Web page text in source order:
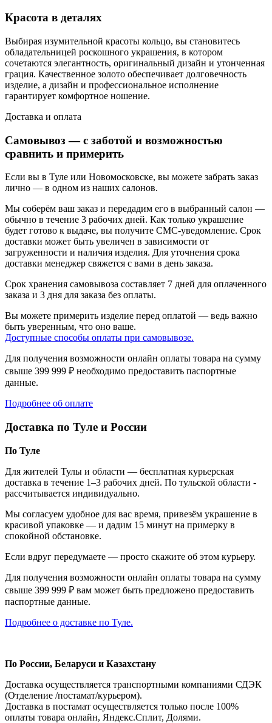
Красота в деталях
Выбирая изумительной красоты кольцо, вы становитесь
обладательницей роскошного украшения, в котором
сочетаются элегантность, оригинальный дизайн и утонченная
грация. Качественное золото обеспечивает долговечность
изделие, а дизайн и профессиональное исполнение
гарантирует комфортное ношение.
Доставка и оплата
Самовывоз — с заботой и возможностью
сравнить и примерить
Если вы в Туле или Новомосковске, вы можете забрать заказ
лично — в одном из наших салонов.
Мы соберём ваш заказ и передадим его в выбранный салон —
обычно в течение 3 рабочих дней. Как только украшение
будет готово к выдаче, вы получите СМС-уведомление. Срок
доставки может быть увеличен в зависимости от
загруженности и наличия изделия. Для уточнения срока
доставки менеджер свяжется с вами в день заказа.
Срок хранения самовывоза составляет 7 дней для оплаченного
заказа и 3 дня для заказа без оплаты.
Вы можете примерить изделие перед оплатой — ведь важно
быть уверенным, что оно ваше.
Доступные способы оплаты при самовывозе.
Для получения возможности онлайн оплаты товара на сумму
свыше 399 999 ₽ необходимо предоставить паспортные
данные.
Подробнее об оплате
Доставка по Туле и России
По Туле
Для жителей Тулы и области — бесплатная курьерская
доставка в течение 1–3 рабочих дней. По тульской области -
рассчитывается индивидуально.
Мы согласуем удобное для вас время, привезём украшение в
красивой упаковке — и дадим 15 минут на примерку в
спокойной обстановке.
Если вдруг передумаете — просто скажите об этом курьеру.
Для получения возможности онлайн оплаты товара на сумму
свыше 399 999 ₽ вам может быть предложено предоставить
паспортные данные.
Подробнее о доставке по Туле.
По России, Беларуси и Казахстану
Доставка осуществляется транспортными компаниями СДЭК
(Отделение /постамат/курьером).
Доставка в постамат осуществляется только после 100%
оплаты товара онлайн, Яндекс.Сплит, Долями.